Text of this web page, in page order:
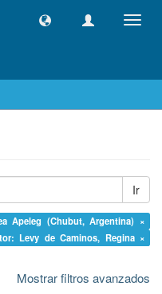
Ir
Apeleg (Chubut, Argentina) ×
Levy de Caminos, Regina ×
Mostrar filtros avanzados